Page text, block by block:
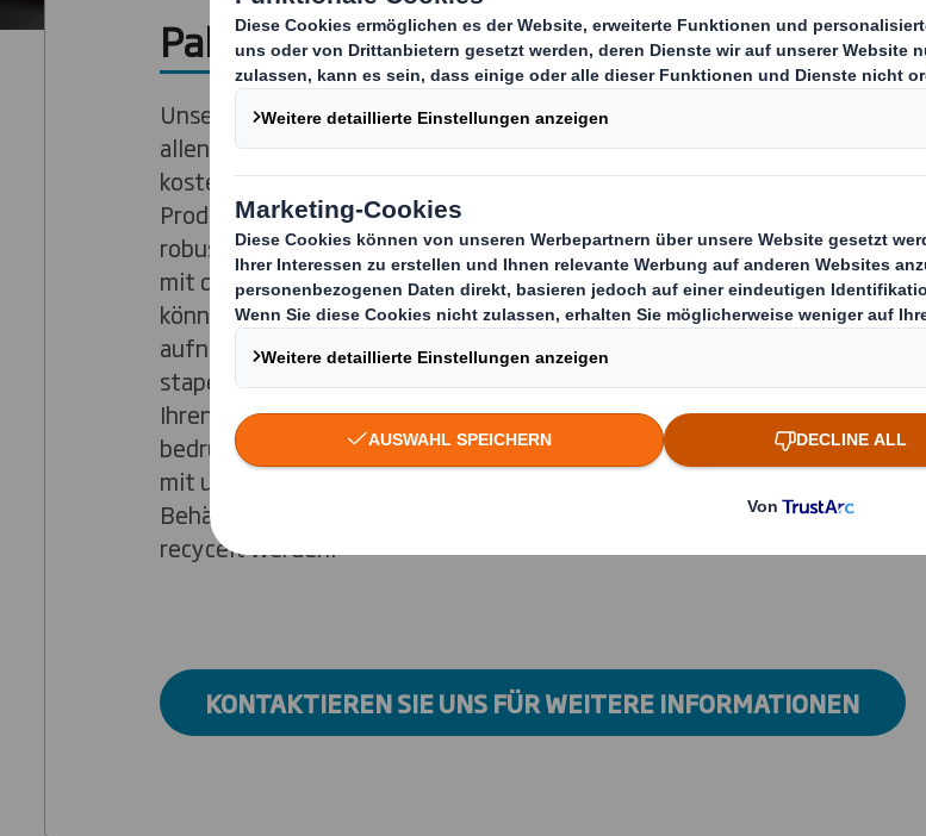
Palettenboxen
Unsere Palettenboxen aus Wellpappe können in
allen Größen hergestellt werden und bieten eine
kostengünstige Alternative zum Versand Ihrer
Produkte in vielen kleinen Behältern. Unsere
robusten Palettenboxen sind in Übereinstimmung
mit der Europaletten-Norm hergestellt und
können ein Gewicht bis 1000 Kilo und mehr
aufnehmen. Für den weltweiten Versand sind sie
stapelfähig. Die Palettenboxen können auch nach
Ihren speziellen Anforderungen hergestellt und
bedruckt werden. Bei Verwendung in Verbindung
mit unseren Wellpapp-Paletten kann der gesamte
Behälter wiederverwendet oder vollständig
recycelt werden.
KONTAKTIEREN SIE UNS FÜR WEITERE INFORMATIONEN